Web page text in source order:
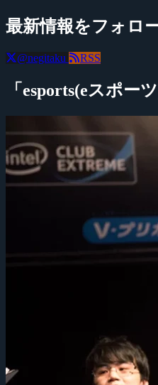
最新情報をフォロ
@negitaku RSS
「esports(eスポー